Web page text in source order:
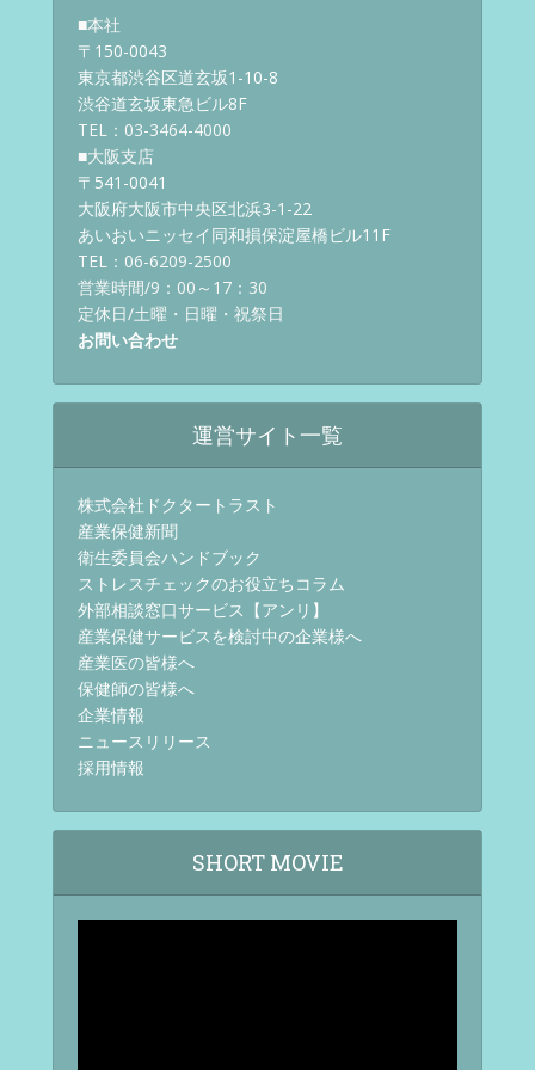
■本社
〒150-0043
東京都渋谷区道玄坂1-10-8
渋谷道玄坂東急ビル8F
TEL：03-3464-4000
■大阪支店
〒541-0041
大阪府大阪市中央区北浜3-1-22
あいおいニッセイ同和損保淀屋橋ビル11F
TEL：06-6209-2500
営業時間/9：00～17：30
定休日/土曜・日曜・祝祭日
お問い合わせ
運営サイト一覧
株式会社ドクタートラスト
産業保健新聞
衛生委員会ハンドブック
ストレスチェックのお役立ちコラム
外部相談窓口サービス【アンリ】
産業保健サービスを検討中の企業様へ
産業医の皆様へ
保健師の皆様へ
企業情報
ニュースリリース
採用情報
SHORT MOVIE